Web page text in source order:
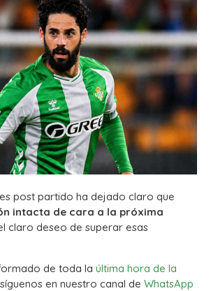
post partido ha dejado claro que
intacta de cara a la próxima
claro deseo de superar esas
de toda la última hora de la
, síguenos en nuestro canal de WhatsApp